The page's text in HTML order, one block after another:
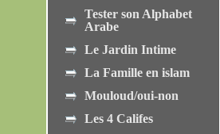
Tester son Alphabet
Arabe
Le Jardin Intime
La Famille en islam
Mouloud/oui-non
Les 4 Califes